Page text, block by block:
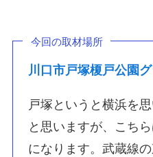
今回の取材場所
川口市戸塚榎戸公園
戸塚というと横浜を
と思いますが、こち
になります。武蔵線